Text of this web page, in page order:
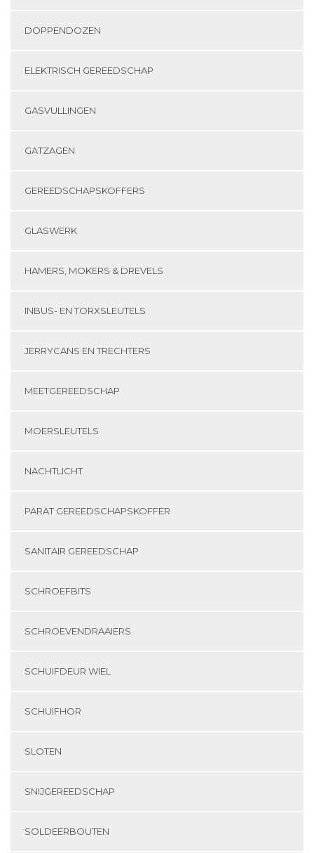
DOPPENDOZEN
ELEKTRISCH GEREEDSCHAP
GASVULLINGEN
GATZAGEN
GEREEDSCHAPSKOFFERS
GLASWERK
HAMERS, MOKERS & DREVELS
INBUS- EN TORXSLEUTELS
JERRYCANS EN TRECHTERS
MEETGEREEDSCHAP
MOERSLEUTELS
NACHTLICHT
PARAT GEREEDSCHAPSKOFFER
SANITAIR GEREEDSCHAP
SCHROEFBITS
SCHROEVENDRAAIERS
SCHUIFDEUR WIEL
SCHUIFHOR
SLOTEN
SNIJGEREEDSCHAP
SOLDEERBOUTEN